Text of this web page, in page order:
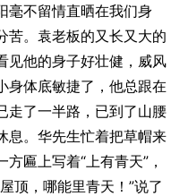
毫不留情直晒在我们身
苦。袁老板的又长又大的
见他的身子好壮健，威风
身体底敏捷了，他总跟在
走了一半路，已到了山腰
息。华先生忙着把草帽来
匾上写着“上有青天”，
顶，哪能里青天！”说了